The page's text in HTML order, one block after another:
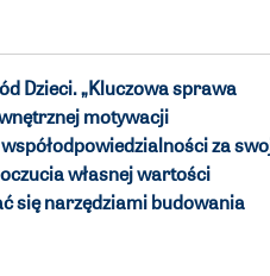
Dzieci. „Kluczowa sprawa
motywacji
za
własnej wartości
się narzędziami budowania